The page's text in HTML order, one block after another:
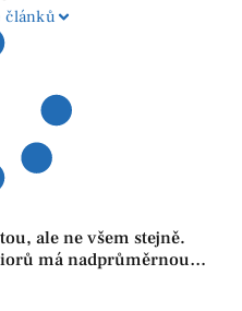
článků
ale ne všem stejně.
má nadprůměrnou
žijí pod hranicí